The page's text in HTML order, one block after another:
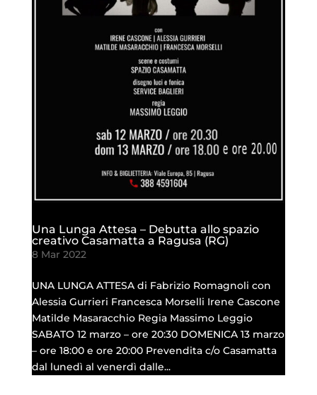
Una Lunga Attesa – Debutta allo spazio
creativo Casamatta a Ragusa (RG)
8 Mar 2022
UNA LUNGA ATTESA di Fabrizio Romagnoli con
Alessia Gurrieri Francesca Morselli Irene Cascone
Matilde Masaracchio Regia Massimo Leggio
SABATO 12 marzo – ore 20:30 DOMENICA 13 marzo
– ore 18:00 e ore 20:00 Prevendita c/o Casamatta
dal lunedì al venerdì dalle...